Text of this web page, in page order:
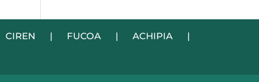
CIREN | FUCOA | ACHIPIA
|